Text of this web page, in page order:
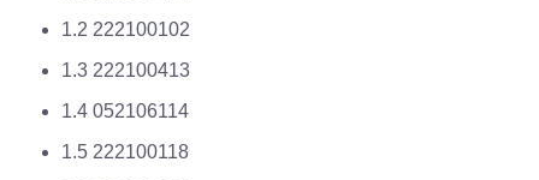
1.2 222100102
1.3 222100413
1.4 052106114
1.5 222100118